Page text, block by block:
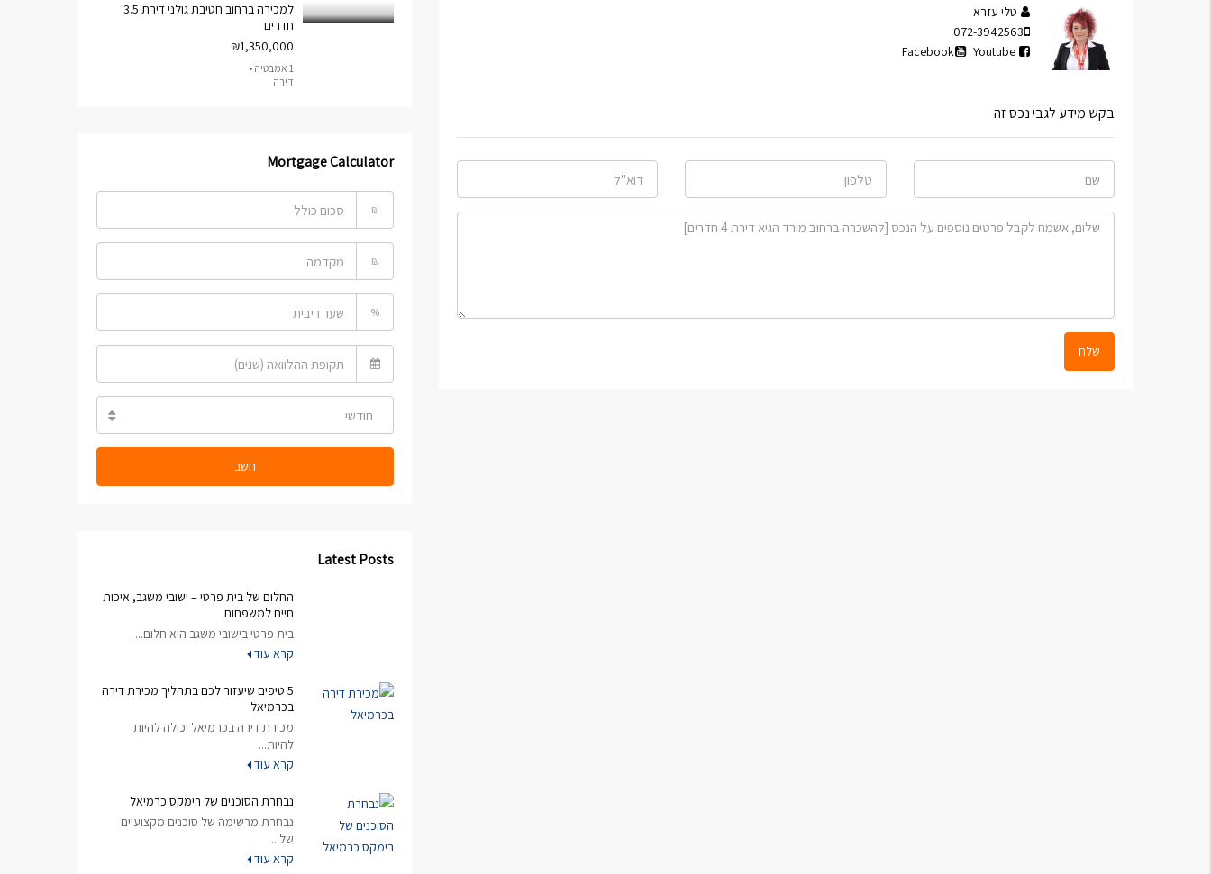
טלי עזרא
072-3942563
Facebook
Youtube
בקש מידע לגבי נכס זה
שלח
למכירה ברחוב חטיבת גולני דירת 3.5
חדרים
₪1,350,000
1 אמבטיה •
דירה
Mortgage Calculator
₪
₪
%
חודשי
חשב
Latest Posts
החלום של בית פרטי – ישובי משגב, איכות
חיים למשפחות
בית פרטי בישובי משגב הוא חלום...
קרא עוד
5 טיפים שיעזור לכם בתהליך מכירת דירה
בכרמיאל
מכירת דירה בכרמיאל יכולה להיות
להיות...
קרא עוד
נבחרת הסוכנים של רימקס כרמיאל
נבחרת מרשימה של סוכנים מקצועיים
של...
קרא עוד